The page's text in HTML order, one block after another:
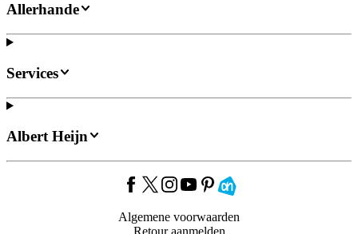
Allerhande
Services
Albert Heijn
Algemene voorwaarden
Retour aanmelden